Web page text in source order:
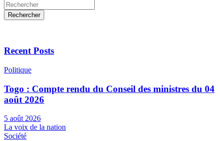
Rechercher
Recent Posts
Politique
Togo : Compte rendu du Conseil des ministres du 04
août 2026
5 août 2026
La voix de la nation
Société